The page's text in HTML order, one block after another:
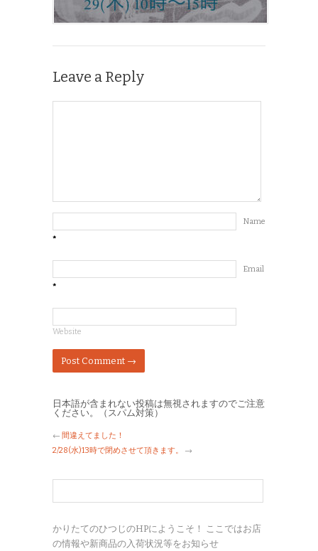
Leave a Reply
Name
*
Email
*
Website
日本語が含まれない投稿は無視されますのでご注意
ください。（スパム対策）
← 間違えてました！
2/28(水)13時で閉めさせて頂きます。
→
かりたてのひつじのHPにようこそ！ ここではお店
の情報や新商品の入荷状況等をお知らせ